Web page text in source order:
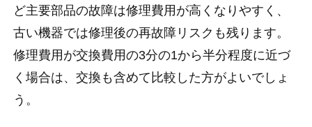
ど主要部品の故障は修理費用が高くなりやすく、
古い機器では修理後の再故障リスクも残ります。
修理費用が交換費用の3分の1から半分程度に近づ
く場合は、交換も含めて比較した方がよいでしょ
う。